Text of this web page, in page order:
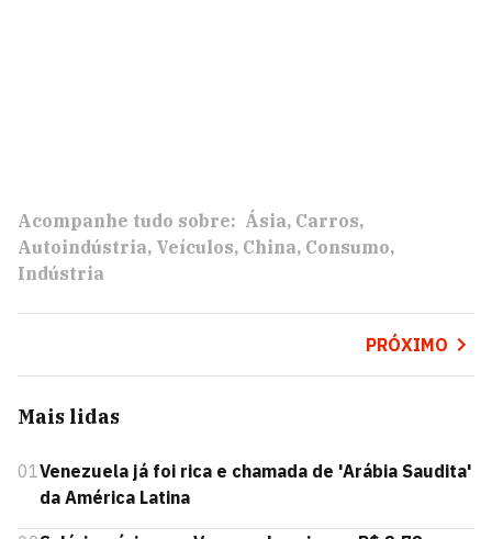
Acompanhe tudo sobre: Ásia Carros
Autoindústria Veículos China Consumo
Indústria
PRÓXIMO
Mais lidas
01Venezuela já foi rica e chamada de 'Arábia Saudita'
da América Latina